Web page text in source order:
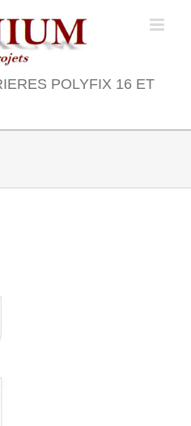
POLYFIX 16 ET